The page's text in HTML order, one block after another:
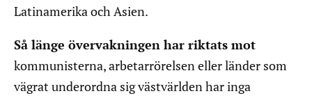
Latinamerika och Asien.
Så länge övervakningen har riktats mot
kommunisterna, arbetarrörelsen eller länder som
vägrat underordna sig västvärlden har inga